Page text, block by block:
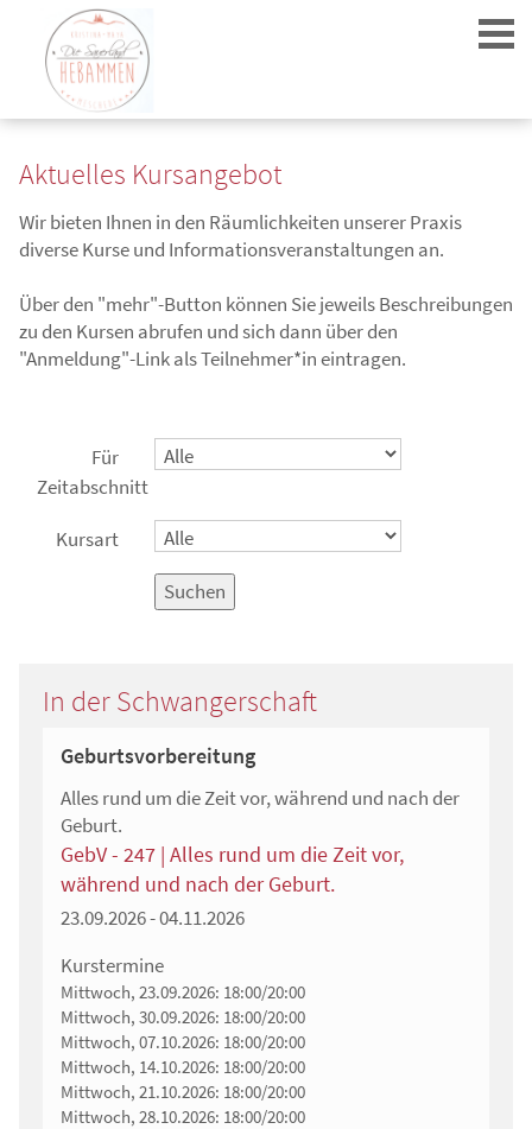
Login
Aktuelles Kursangebot
Wir bieten Ihnen in den Räumlichkeiten unserer Praxis
diverse Kurse und Informationsveranstaltungen an.
Über den "mehr"-Button können Sie jeweils Beschreibungen
zu den Kursen abrufen und sich dann über den
"Anmeldung"-Link als Teilnehmer*in eintragen.
Für
Zeitabschnitt
Kursart
Suchen
In der Schwangerschaft
Geburtsvorbereitung
Alles rund um die Zeit vor, während und nach der
Geburt.
GebV - 247 | Alles rund um die Zeit vor,
während und nach der Geburt.
23.09.2026 - 04.11.2026
Kurstermine
Mittwoch, 23.09.2026: 18:00/20:00
Mittwoch, 30.09.2026: 18:00/20:00
Mittwoch, 07.10.2026: 18:00/20:00
Mittwoch, 14.10.2026: 18:00/20:00
Mittwoch, 21.10.2026: 18:00/20:00
Mittwoch, 28.10.2026: 18:00/20:00